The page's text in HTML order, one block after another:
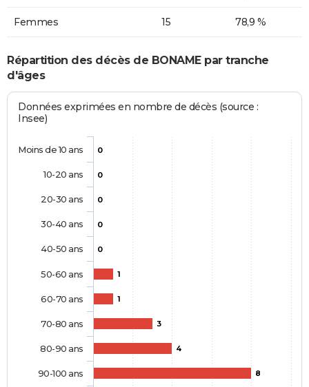
Femmes 15 78,9 %
Répartition des décès de BONAME par tranche
d'âges
Données exprimées en nombre de décès (source :
Insee)
0
0
0
0
0
1
1
3
4
8
Moins de 10 ans
10-20 ans
20-30 ans
30-40 ans
40-50 ans
50-60 ans
60-70 ans
70-80 ans
80-90 ans
90-100 ans